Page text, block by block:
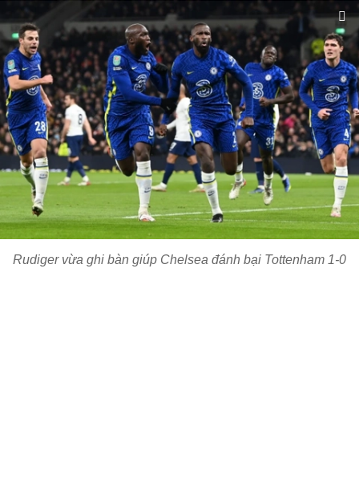
Rudiger vừa ghi bàn giúp Chelsea đánh bại Tottenham 1-0